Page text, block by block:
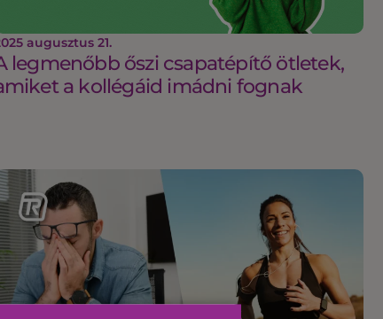
augusztus 21.
legmenőbb őszi csapatépítő ötletek,
a kollégáid imádni fognak